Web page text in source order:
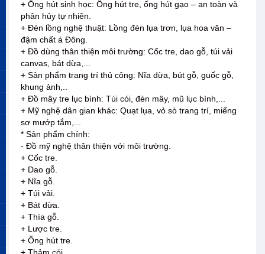
+ Ống hút sinh học: Ống hút tre, ống hút gạo – an toàn và
phân hủy tự nhiên.
+ Đèn lồng nghệ thuật: Lồng đèn lụa trơn, lụa hoa văn –
đậm chất á Đông.
+ Đồ dùng thân thiện môi trường: Cốc tre, dao gỗ, túi vải
canvas, bát dừa,...
+ Sản phẩm trang trí thủ công: Nĩa dừa, bút gỗ, guốc gỗ,
khung ảnh,..
+ Đồ mây tre lục bình: Túi cói, đèn mây, mũ lục bình,...
+ Mỹ nghệ dân gian khác: Quạt lụa, vỏ sò trang trí, miếng
sơ mướp tắm,...
* Sản phẩm chính:
- Đồ mỹ nghệ thân thiện với môi trường.
+ Cốc tre.
+ Dao gỗ.
+ Nĩa gỗ.
+ Túi vải.
+ Bát dừa.
+ Thìa gỗ.
+ Lược tre.
+ Ống hút tre.